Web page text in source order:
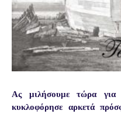
Ας μιλήσουμε τώρα για
κυκλοφόρησε αρκετά